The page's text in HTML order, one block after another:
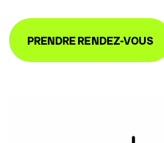
PRENDRE RENDEZ-VOUS